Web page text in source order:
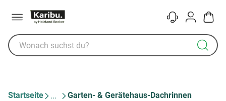
KontaktKonto
Startseite Garten- & Gerätehaus-Dachrinnen